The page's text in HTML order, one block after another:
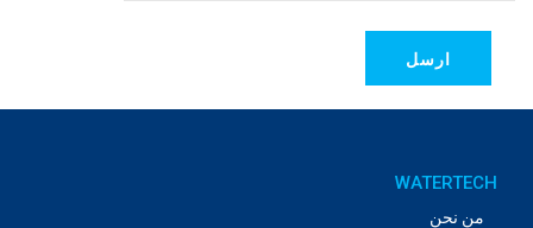
WATERTECH
من نحن